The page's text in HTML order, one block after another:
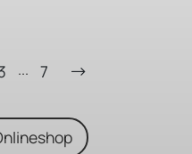
... 7